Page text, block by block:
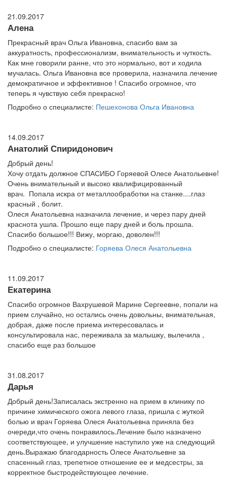
21.09.2017
Алена
Прекрасный врач Ольга Ивановна, спасибо вам за
аккуратность, профессионализм, внимательность и чуткость.
Как мне говорили ранне, что это нормально, вот и ходила
мучалась. Ольга Ивановна все проверила, назначила лечение
демократичное и эффективное ! Спасибо огромное, что
теперь я чувствую себя прекрасно!
Подробно о специалисте: Пешехонова Ольга Ивановна
14.09.2017
Анатолий Спиридонович
Добрый день!
Хочу отдать должное СПАСИБО Горяевой Олесе Анатольевне!
Очень внимательный и высоко квалифицированный
врач. Попала искра от металлообработки на станке....глаз
красный , болит.
Олеся Анатольевна назначила лечение, и через пару дней
краснота ушла. Прошло еще пару дней и боль прошла.
Спасибо большое!!! Вижу, моргаю, доволен!!!
Подробно о специалисте: Горяева Олеся Анатольевна
11.09.2017
Екатерина
Спасибо огромное Вахрушевой Марине Сергеевне, попали на
прием случайно, но остались очень довольны, внимательная,
добрая, даже после приема интересовалась и
консультировала нас, переживала за малышку, вылечила ,
спасибо еще раз большое
31.08.2017
Дарья
Добрый день!Записалась экстренно на прием в клинику по
причине химического ожога левого глаза, пришла с жуткой
болью и врач Горяева Олеся Анатольевна приняла без
очереди,что очень понравилось.Лечение было назначено
соответствующее, и улучшение наступило уже на следующий
день.Выражаю благодарность Олесе Анатольевне за
спасенный глаз, трепетное отношение ее и медсестры, за
корректное быстродействующее лечение.